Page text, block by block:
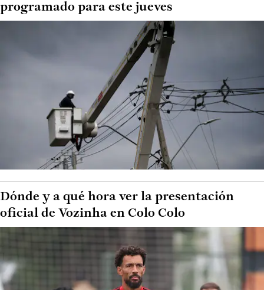
programado para este jueves
Dónde y a qué hora ver la presentación
oficial de Vozinha en Colo Colo